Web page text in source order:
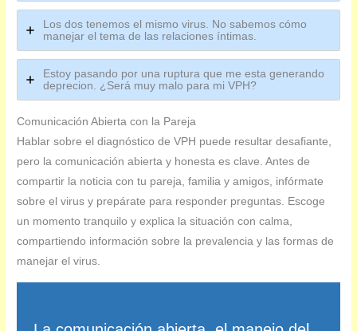
Los dos tenemos el mismo virus. No sabemos cómo
manejar el tema de las relaciones íntimas.
Estoy pasando por una ruptura que me esta generando
deprecion. ¿Será muy malo para mi VPH?
Comunicación Abierta con la Pareja
Hablar sobre el diagnóstico de VPH puede resultar desafiante,
pero la comunicación abierta y honesta es clave. Antes de
compartir la noticia con tu pareja, familia y amigos, infórmate
sobre el virus y prepárate para responder preguntas. Escoge
un momento tranquilo y explica la situación con calma,
compartiendo información sobre la prevalencia y las formas de
manejar el virus.